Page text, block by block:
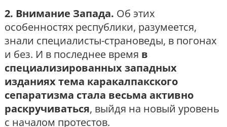
2. Внимание Запада. Об этих
особенностях республики, разумеется,
знали специалисты-страноведы, в погонах
и без. И в последнее время в
специализированных западных
изданиях тема каракалпакского
сепаратизма стала весьма активно
раскручиваться, выйдя на новый уровень
с началом протестов.